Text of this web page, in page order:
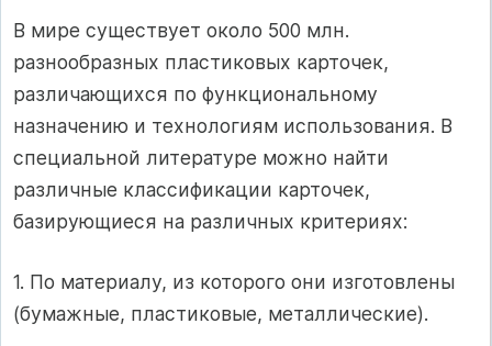
В мире существует около 500 млн.
разнообразных пластиковых карточек,
различающихся по функциональному
назначению и технологиям использования. В
специальной литературе можно найти
различные классификации карточек,
базирующиеся на различных критериях:
1. По материалу, из которого они изготовлены
(бумажные, пластиковые, металлические).